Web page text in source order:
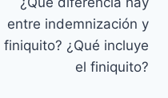
entre indemnización y
finiquito? ¿Qué incluye
el finiquito?